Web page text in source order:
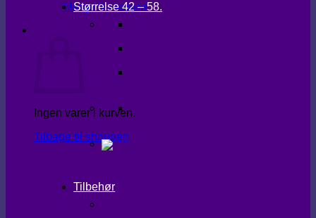
Tilbage til shoppen
Ingen varer i kurven.
Tilbage til shoppen
Størrelse 42 – 58.
OVERTØJ
Tilbehør